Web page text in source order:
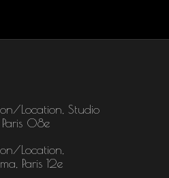
Location, Studio
08e
Location,
Paris 12e